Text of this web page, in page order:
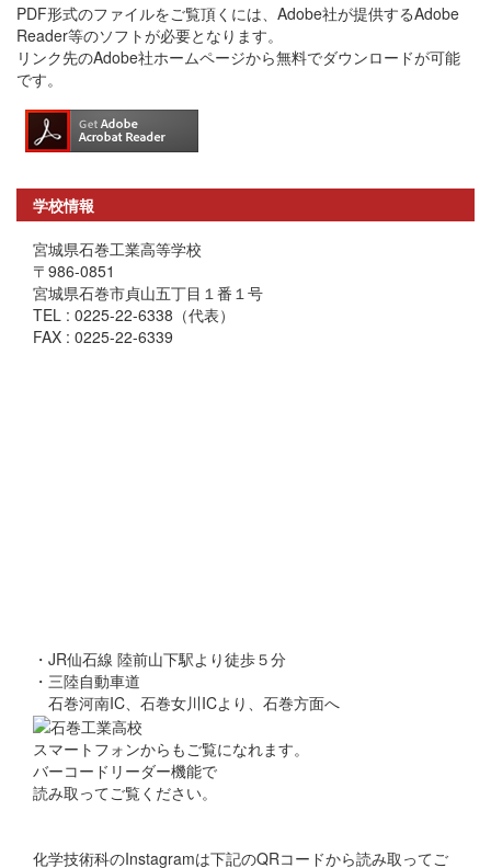
PDF形式のファイルをご覧頂くには、Adobe社が提供するAdobe
Reader等のソフトが必要となります。
リンク先のAdobe社ホームページから無料でダウンロードが可能
です。
学校情報
宮城県石巻工業高等学校
〒986-0851
宮城県石巻市貞山五丁目１番１号
TEL : 0225-22-6338（代表）
FAX : 0225-22-6339
・JR仙石線 陸前山下駅より徒歩５分
・三陸自動車道
石巻河南IC、石巻女川ICより、石巻方面へ
スマートフォンからもご覧になれます。
バーコードリーダー機能で
読み取ってご覧ください。
化学技術科のInstagramは下記のQRコードから読み取ってご